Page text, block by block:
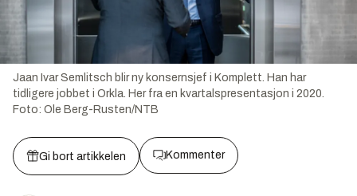
Jaan Ivar Semlitsch blir ny konsernsjef i Komplett. Han har
tidligere jobbet i Orkla. Her fra en kvartalspresentasjon i 2020.
Foto: Ole Berg-Rusten/NTB
Gi bort artikkelen Kommenter